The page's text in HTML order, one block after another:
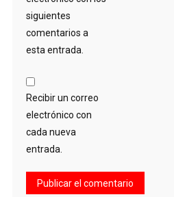
siguientes
comentarios a
esta entrada.
Recibir un correo
electrónico con
cada nueva
entrada.